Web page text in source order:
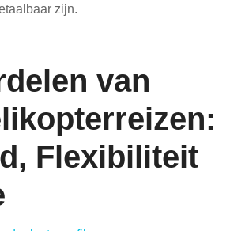
zijn.
van
Flexibiliteit